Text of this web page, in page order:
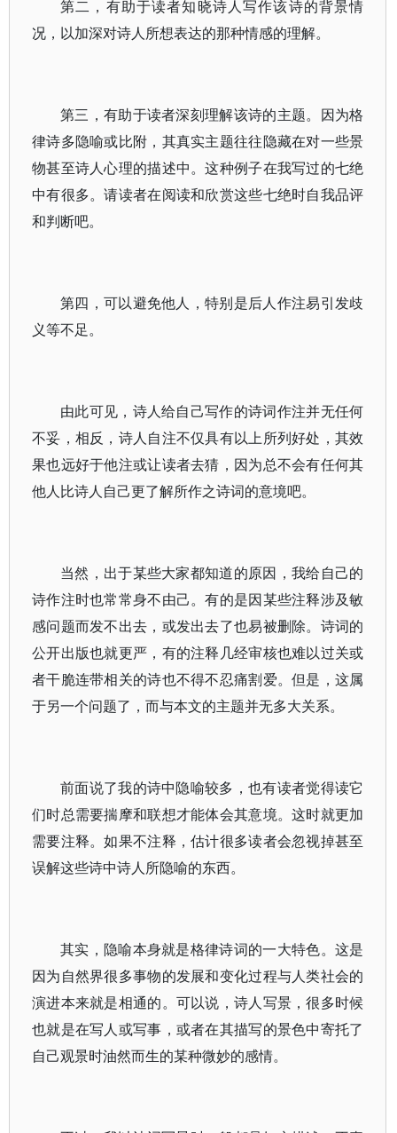
第二，有助于读者知晓诗人写作该诗的背景情
况，以加深对诗人所想表达的那种情感的理解。
第三，有助于读者深刻理解该诗的主题。因为格
律诗多隐喻或比附，其真实主题往往隐藏在对一些景
物甚至诗人心理的描述中。这种例子在我写过的七绝
中有很多。请读者在阅读和欣赏这些七绝时自我品评
和判断吧。
第四，可以避免他人，特别是后人作注易引发歧
义等不足。
由此可见，诗人给自己写作的诗词作注并无任何
不妥，相反，诗人自注不仅具有以上所列好处，其效
果也远好于他注或让读者去猜，因为总不会有任何其
他人比诗人自己更了解所作之诗词的意境吧。
当然，出于某些大家都知道的原因，我给自己的
诗作注时也常常身不由己。有的是因某些注释涉及敏
感问题而发不出去，或发出去了也易被删除。诗词的
公开出版也就更严，有的注释几经审核也难以过关或
者干脆连带相关的诗也不得不忍痛割爱。但是，这属
于另一个问题了，而与本文的主题并无多大关系。
前面说了我的诗中隐喻较多，也有读者觉得读它
们时总需要揣摩和联想才能体会其意境。这时就更加
需要注释。如果不注释，估计很多读者会忽视掉甚至
误解这些诗中诗人所隐喻的东西。
其实，隐喻本身就是格律诗词的一大特色。这是
因为自然界很多事物的发展和变化过程与人类社会的
演进本来就是相通的。可以说，诗人写景，很多时候
也就是在写人或写事，或者在其描写的景色中寄托了
自己观景时油然而生的某种微妙的感情。